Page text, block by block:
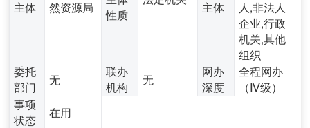
主体
然资源局
性质
主体
人,非法人
企业,行政
机关,其他
组织
委托
部门
无
联办
机构
无
网办
深度
全程网办
（Ⅳ级）
事项
状态
在用